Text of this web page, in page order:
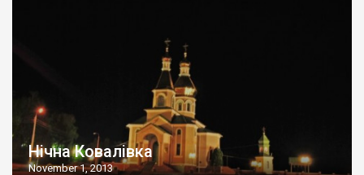
Нічна Ковалівка
November 1, 2013